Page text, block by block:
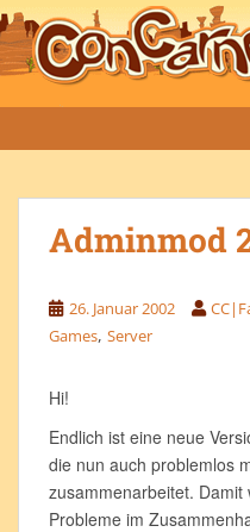
S
k
i
o
Adminmod
26. Januar 2002
Games, Server
Hi!
Endlich ist eine neue
die nun auch problemlos
zusammenarbeitet.
Probleme im